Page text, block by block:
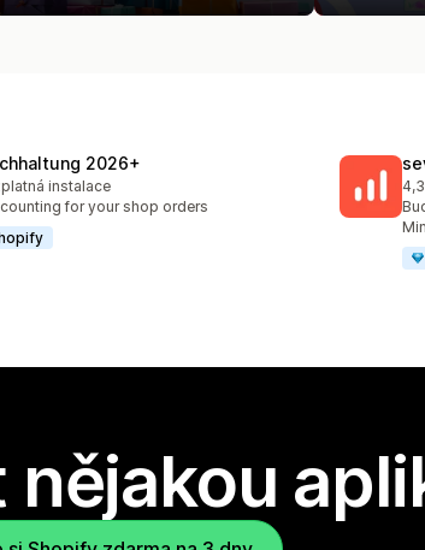
2026+
recenzí: 80
instalace
for your shop orders
4,3